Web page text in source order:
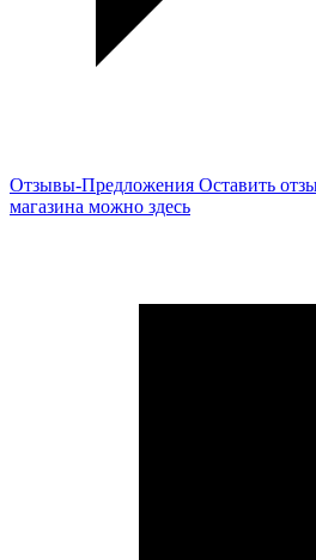
Отзывы-Предложения Оставить
магазина можно здесь